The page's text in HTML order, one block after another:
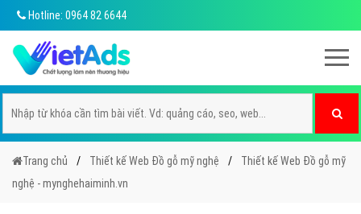
Hotline: 0964 82 6644
Trang chủ Thiết kế Web Đồ gỗ mỹ nghệ
Thiết kế Web Đồ gỗ mỹ
nghệ - mynghehaiminh.vn